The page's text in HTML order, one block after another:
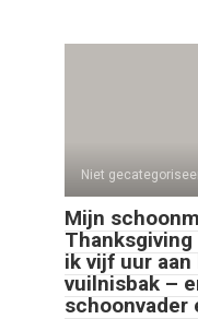
Niet
Mijn
Thanksgiving
ik vijf uur aan
vuilnisbak –
schoonvader